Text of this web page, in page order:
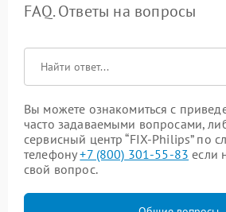
FAQ. Ответы на вопросы
Вы можете ознакомиться с
часто задаваемыми вопросами,
сервисный центр “FIX-Philips” по
телефону+7 (800) 301-55-83 если
свой вопрос.